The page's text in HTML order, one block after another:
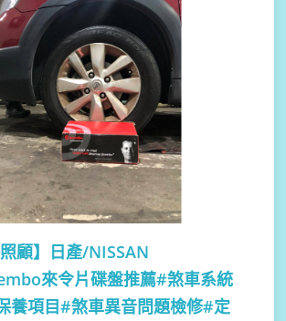
顧】 日產/NISSAN
來令片碟盤推薦#煞車系統
養項目#煞車異音問題檢修#定